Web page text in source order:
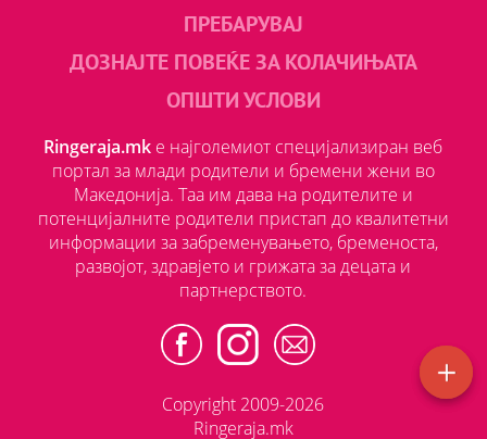
ПРЕБАРУВАЈ
ДОЗНАЈТЕ ПОВЕЌЕ ЗА КОЛАЧИЊАТА
ОПШТИ УСЛОВИ
Ringeraja.mk е најголемиот специјализиран веб
портал за млади родители и бремени жени во
Македонија. Таа им дава на родителите и
потенцијалните родители пристап до квалитетни
информации за забременувањето, бременоста,
развојот, здравјето и грижата за децата и
партнерството.
Copyright 2009-2026
Ringeraja.mk